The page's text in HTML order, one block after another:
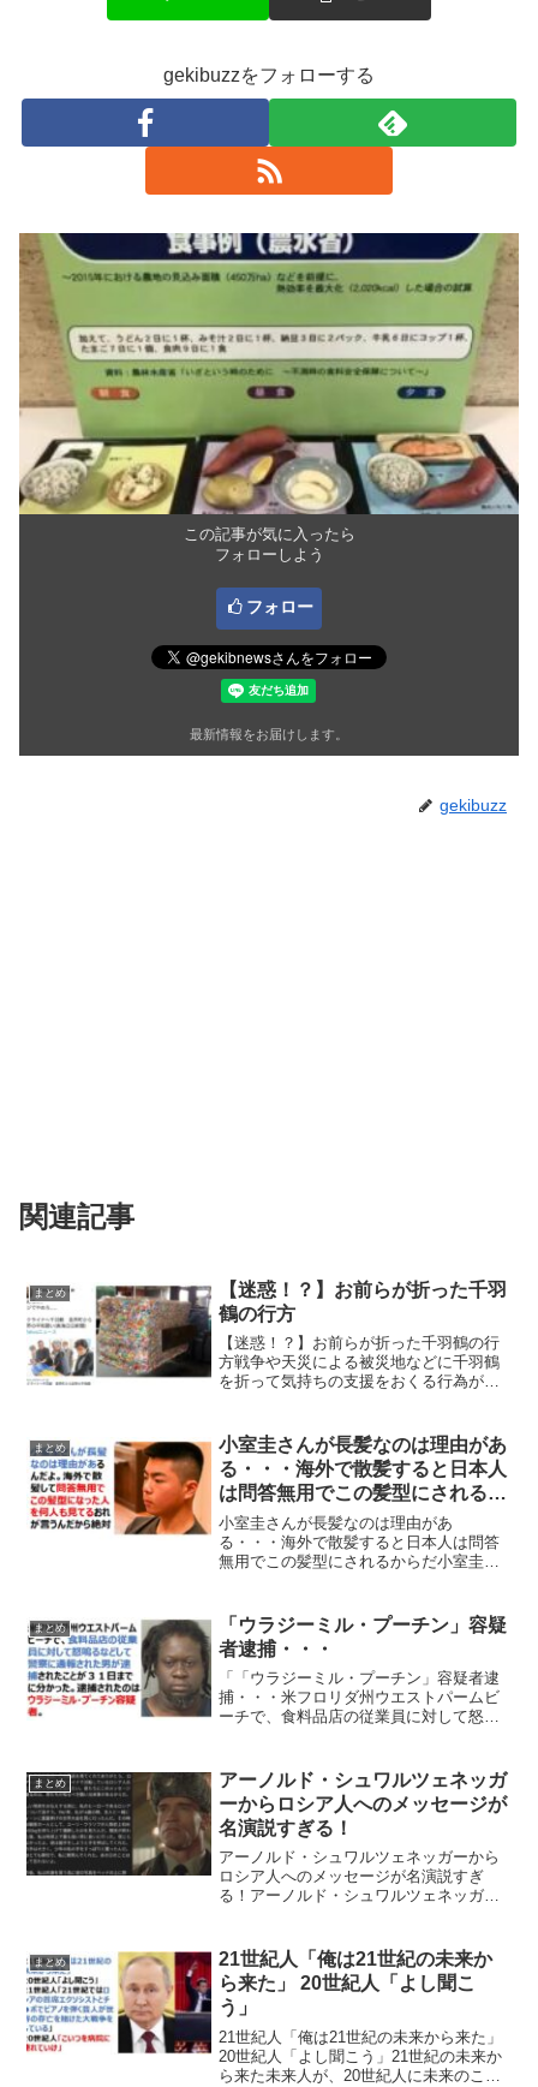
gekibuzzをフォローする
この記事が気に入ったら
フォローしよう
フォロー
最新情報をお届けします。
gekibuzz
関連記事
まとめ
【迷惑！？】お前らが折った千羽
鶴の行方
【迷惑！？】お前らが折った千羽鶴の行
方戦争や天災による被災地などに千羽鶴
を折って気持ちの支援をおくる行為がよ
回、その千羽鶴の行方として最終的には
ゴミとして処分されるとい...
まとめ
小室圭さんが長髪なのは理由があ
る・・・海外で散髪すると日本人
は問答無用でこの髪型にされるか
らだ
小室圭さんが長髪なのは理由があ
る・・・海外で散髪すると日本人は問答
無用でこの髪型にされるからだ小室圭さ
れるからだという投稿が反響を呼んでい
ます。小室圭さんが長髪なのは...
まとめ
「ウラジーミル・プーチン」容疑
者逮捕・・・
「「ウラジーミル・プーチン」容疑者逮
捕・・・米フロリダ州ウエストパームビ
ーチで、食料品店の従業員に対して怒鳴
されたのは、ウラジーミル・プーチン容
疑者。ただし、この男は、...
まとめ
アーノルド・シュワルツェネッガ
ーからロシア人へのメッセージが
名演説すぎる！
アーノルド・シュワルツェネッガーから
ロシア人へのメッセージが名演説すぎ
る！アーノルド・シュワルツェネッガー
た映画「レッドブル」のエピソードを交
えて語ったロシア人へのメッ...
まとめ
21世紀人「俺は21世紀の未来か
ら来た」 20世紀人「よし聞こ
う」
21世紀人「俺は21世紀の未来から来た」
20世紀人「よし聞こう」21世紀の未来か
ら来た未来人が、20世紀人に未来のこと